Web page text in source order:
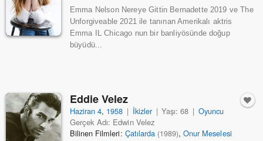
Emma Nelson Nereye Gittin Bernadette 2019 ve The
Unforgiveable 2021 ile tanınan Amerikalı aktris
Emma IL Chicago nun bir banliyösünde doğup
büyüdü...
Eddie Velez
Haziran 4, 1958 | İkizler | Yaşı: 68 | Oyuncu
Gerçek Adı: Edwin Velez
Bilinen Filmleri: Çatılarda (1989),Onur Meselesi